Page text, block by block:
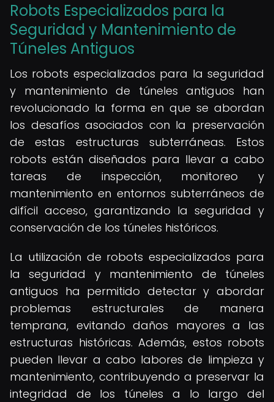
Robots Especializados para la
Seguridad y Mantenimiento de
Túneles Antiguos
Los robots especializados para la seguridad
y mantenimiento de túneles antiguos han
revolucionado la forma en que se abordan
los desafíos asociados con la preservación
de estas estructuras subterráneas. Estos
robots están diseñados para llevar a cabo
tareas de inspección, monitoreo y
mantenimiento en entornos subterráneos de
difícil acceso, garantizando la seguridad y
conservación de los túneles históricos.
La utilización de robots especializados para
la seguridad y mantenimiento de túneles
antiguos ha permitido detectar y abordar
problemas estructurales de manera
temprana, evitando daños mayores a las
estructuras históricas. Además, estos robots
pueden llevar a cabo labores de limpieza y
mantenimiento, contribuyendo a preservar la
integridad de los túneles a lo largo del